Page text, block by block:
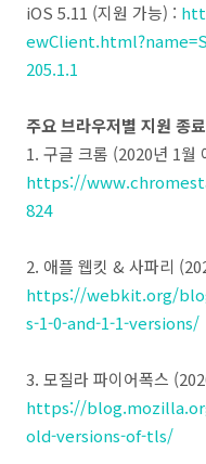
iOS 5.11 (지원 가능) :
205.1.1
주요 브라우저별 지원 종
1. 구글 크롬 (2020년 1월
https://
824
2. 애플 웹킷 & 사파리
https://webkit.org/
s-1-0-and-1-1-versions/
3. 모질라 파이어폭스
https://
old-versions-of-tls/